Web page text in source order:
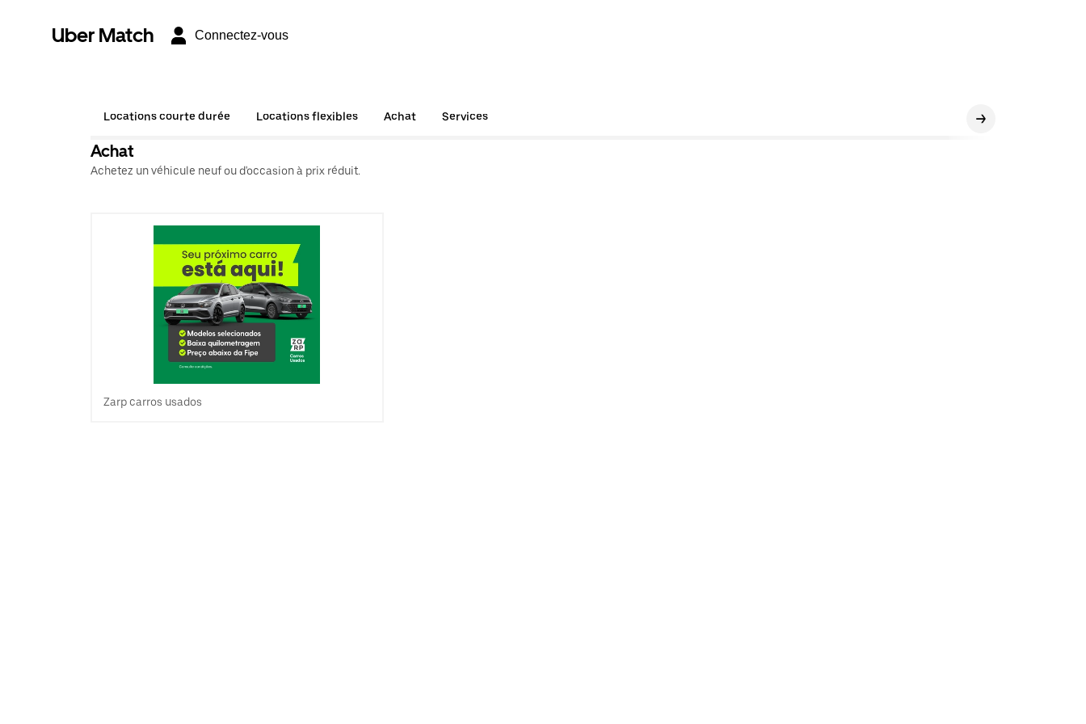
Uber Match Connectez-vous
Locations courte durée Locations flexibles Achat Services
Achat
Achetez un véhicule neuf ou d'occasion à prix réduit.
Zarp carros usados